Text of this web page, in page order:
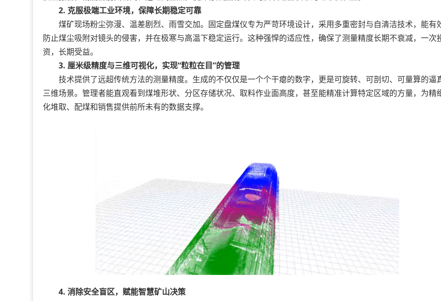
2. 克服极端工业环境，保障长期稳定可靠
煤矿现场粉尘弥漫、温差剧烈、雨雪交加。固定盘煤仪专为严苛环境设计，采用多重密封与自清洁技术，能有
防止煤尘吸附对镜头的侵害，并在极寒与高温下稳定运行。这种强悍的适应性，确保了测量精度长期不衰减，一次
资，长期受益。
3. 厘米级精度与三维可视化，实现“粒粒在目”的管理
技术提供了远超传统方法的测量精度。生成的不仅仅是一个个干瘪的数字，更是可旋转、可剖切、可量算的逼
三维场景。管理者能直观看到煤堆形状、分区存储状况、取料作业面高度，甚至能精准计算特定区域的方量，为精
化堆取、配煤和销售提供前所未有的数据支撑。
4. 消除安全盲区，赋能智慧矿山决策